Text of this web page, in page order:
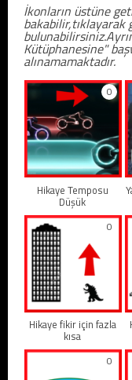
İkonların üstüne
bakabilir,tıklayarak
Kütüphanesine"
alınamamaktadır.
0
Hikaye Temposu
Düşük
0
Hikaye fikir için fazla
kısa
0